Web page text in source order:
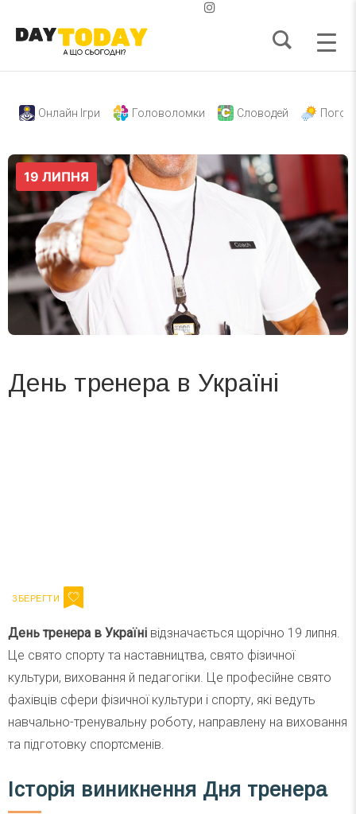
Онлайн Ігри Головоломки Словодей
День тренера в Україні
День тренера в Україні відзначається щорічно 19 липня.
Це свято спорту та наставництва, свято фізичної
культури, виховання й педагогіки. Це професійне свято
фахівців сфери фізичної культури і спорту, які ведуть
навчально-тренувальну роботу, направлену на виховання
та підготовку спортсменів.
Історія виникнення Дня тренера